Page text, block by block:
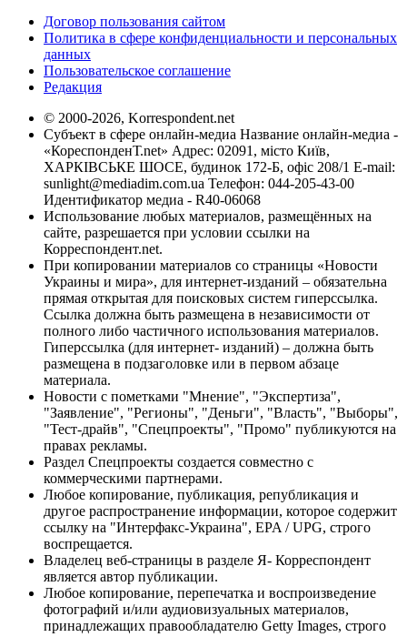
Договор пользования сайтом
Политика в сфере конфиденциальности и персональных
данных
Пользовательское соглашение
Редакция
© 2000-2026, Korrespondent.net
Субъект в сфере онлайн-медиа Название онлайн-медиа -
«КореспонденТ.net» Адрес: 02091, місто Київ,
ХАРКІВСЬКЕ ШОСЕ, будинок 172-Б, офіс 208/1 E-mail:
sunlight@mediadim.com.ua Телефон: 044-205-43-00
Идентификатор медиа - R40-06068
Использование любых материалов, размещённых на
сайте, разрешается при условии ссылки на
Корреспондент.net.
При копировании материалов со страницы «Новости
Украины и мира», для интернет-изданий – обязательна
прямая открытая для поисковых систем гиперссылка.
Ссылка должна быть размещена в независимости от
полного либо частичного использования материалов.
Гиперссылка (для интернет- изданий) – должна быть
размещена в подзаголовке или в первом абзаце
материала.
Новости с пометками "Мнение", "Экспертиза",
"Заявление", "Регионы", "Деньги", "Власть", "Выборы",
"Тест-драйв", "Спецпроекты", "Промо" публикуются на
правах рекламы.
Раздел Спецпроекты создается совместно с
коммерческими партнерами.
Любое копирование, публикация, републикация и
другое распространение информации, которое содержит
ссылку на "Интерфакс-Украина", EPA / UPG, строго
воспрещается.
Владелец веб-страницы в разделе Я- Корреспондент
является автор публикации.
Любое копирование, перепечатка и воспроизведение
фотографий и/или аудиовизуальных материалов,
принадлежащих правообладателю Getty Images, строго